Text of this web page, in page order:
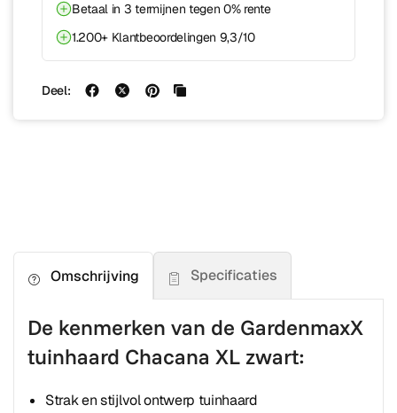
Betaal in 3 termijnen tegen 0% rente
1.200+ Klantbeoordelingen 9,3/10
Deel:
Omschrijving Specificaties
De kenmerken van de GardenmaxX
tuinhaard Chacana XL zwart:
Strak en stijlvol ontwerp tuinhaard